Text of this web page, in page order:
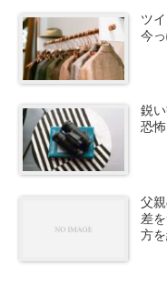
ツ
今
鋭
恐
父
差
方